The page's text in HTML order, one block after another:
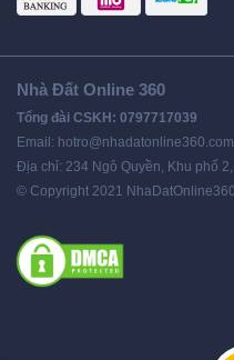
Nhà Đất Online 360
Tổng đài CSKH: 0797717039
Email:
Địa chỉ: 234 Ngô Quyền, Khu phố
© Copyright 2021